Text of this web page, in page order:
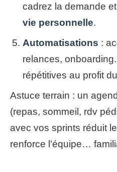
cadrez la demande et
vie personnelle.
Automatisations :
relances,
répétitives au profit
Astuce terrain : un
(repas, sommeil, rdv
avec vos sprints réduit
renforce l’équipe…